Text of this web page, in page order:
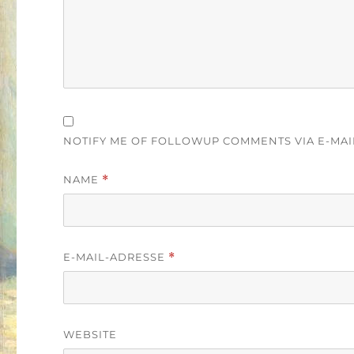
NOTIFY ME OF FOLLOWUP COMMENTS VIA E-
NAME *
E-MAIL-ADRESSE *
WEBSITE